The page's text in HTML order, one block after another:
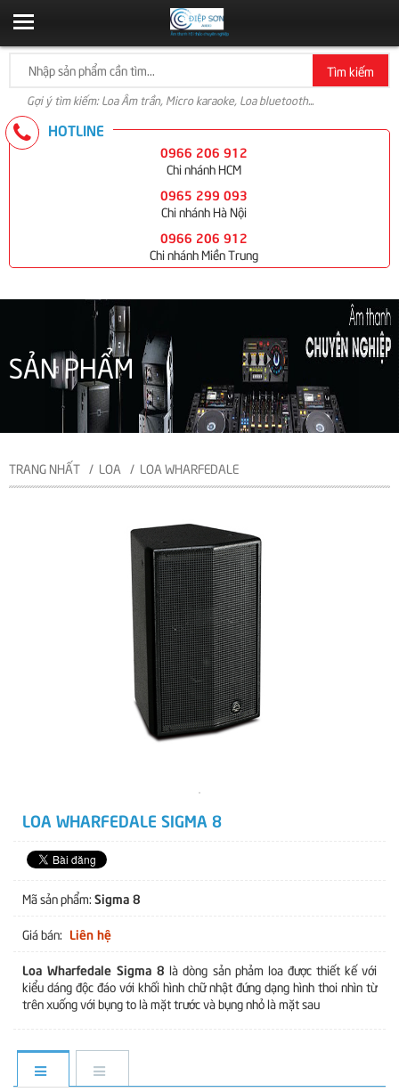
Tìm kiếm
Gợi ý tìm kiếm: Loa Âm trần, Micro karaoke, Loa bluetooth...
HOTLINE
0966 206 912
Chi nhánh HCM
0965 299 093
Chi nhánh Hà Nội
0966 206 912
Chi nhánh Miền Trung
SẢN PHẨM
TRANG NHẤT LOA LOA WHARFEDALE
LOA WHARFEDALE SIGMA 8
Mã sản phẩm: Sigma 8
Giá bán: Liên hệ
Loa Wharfedale Sigma 8 là dòng sản phảm loa được thiết kế với
kiểu dáng độc đáo với khối hình chữ nhật đứng dạng hình thoi nhìn từ
trên xuống với bụng to là mặt trước và bụng nhỏ là mặt sau